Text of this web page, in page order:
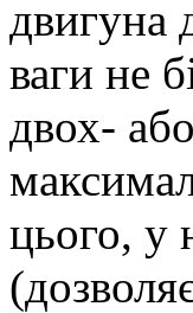
двигуна
ваги не
двох-
цього, у